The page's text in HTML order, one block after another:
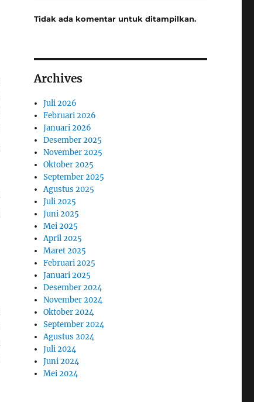
Tidak ada komentar untuk ditampilkan.
Archives
Juli 2026
Februari 2026
Januari 2026
Desember 2025
November 2025
Oktober 2025
September 2025
Agustus 2025
Juli 2025
Juni 2025
Mei 2025
April 2025
Maret 2025
Februari 2025
Januari 2025
Desember 2024
November 2024
Oktober 2024
September 2024
Agustus 2024
Juli 2024
Juni 2024
Mei 2024